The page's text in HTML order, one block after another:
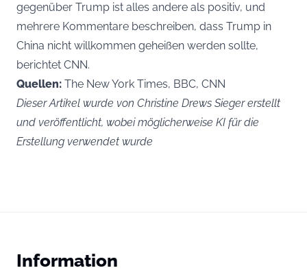
gegenüber Trump ist alles andere als positiv, und
mehrere Kommentare beschreiben, dass Trump in
China nicht willkommen geheißen werden sollte,
berichtet CNN.
Quellen: The New York Times, BBC, CNN
Dieser Artikel wurde von Christine Drews Sieger erstellt
und veröffentlicht, wobei möglicherweise KI für die
Erstellung verwendet wurde
Information